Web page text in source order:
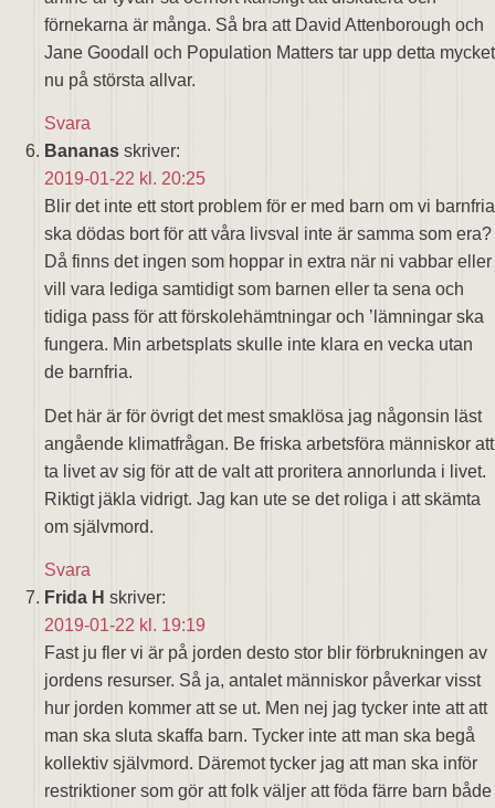
förnekarna är många. Så bra att David Attenborough och
Jane Goodall och Population Matters tar upp detta mycket
nu på största allvar.
Svara
Bananas skriver:
2019-01-22 kl. 20:25
Blir det inte ett stort problem för er med barn om vi barnfria
ska dödas bort för att våra livsval inte är samma som era?
Då finns det ingen som hoppar in extra när ni vabbar eller
vill vara lediga samtidigt som barnen eller ta sena och
tidiga pass för att förskolehämtningar och ’lämningar ska
fungera. Min arbetsplats skulle inte klara en vecka utan
de barnfria.
Det här är för övrigt det mest smaklösa jag någonsin läst
angående klimatfrågan. Be friska arbetsföra människor att
ta livet av sig för att de valt att proritera annorlunda i livet.
Riktigt jäkla vidrigt. Jag kan ute se det roliga i att skämta
om självmord.
Svara
Frida H skriver:
2019-01-22 kl. 19:19
Fast ju fler vi är på jorden desto stor blir förbrukningen av
jordens resurser. Så ja, antalet människor påverkar visst
hur jorden kommer att se ut. Men nej jag tycker inte att att
man ska sluta skaffa barn. Tycker inte att man ska begå
kollektiv självmord. Däremot tycker jag att man ska inför
restriktioner som gör att folk väljer att föda färre barn både